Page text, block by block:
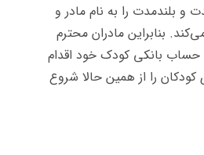
و بلندمدت را به نام مادر و
بنابراین مادران محترم
حساب بانکی کودک خود اقدام
کودکان را از همین حالا شروع